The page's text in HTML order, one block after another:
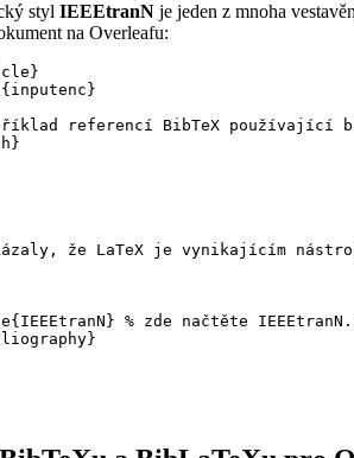
styl IEEEtranN je jeden z mnoha
na Overleafu:
}
]{ inputenc }
příklad referencí BibTeX
že LaTeX je vynikajícím
{IEEEtranN} % zde načtěte